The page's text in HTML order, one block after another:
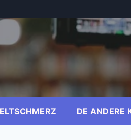
DE ANDERE